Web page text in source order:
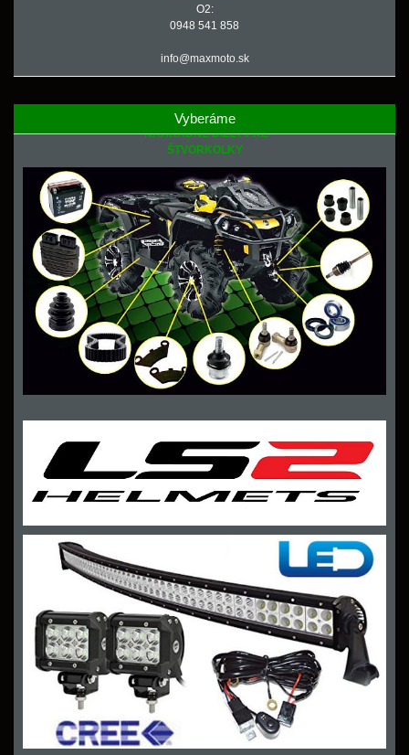
O2:
0948 541 858
info@maxmoto.sk
Vyberáme
NÁHRADNÉ DIELY PRE
ŠTVORKOLKY